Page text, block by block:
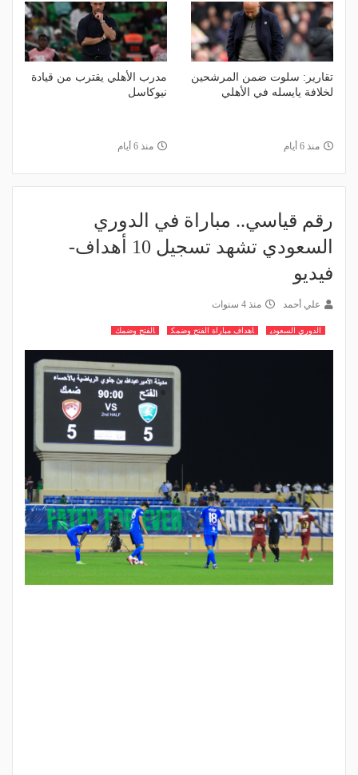
تقارير: سلوت ضمن المرشحين
لخلافة يايسله في الأهلي
منذ 6 أيام
مدرب الأهلي يقترب من قيادة
نيوكاسل
منذ 6 أيام
رقم قياسي.. مباراة في الدوري
السعودي تشهد تسجيل 10 أهداف-
فيديو
علي أحمد منذ 4 سنوات
الدوري السعودي اهداف مباراة الفتح وضمك الفتح وضمك